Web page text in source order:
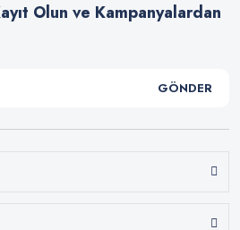
Olun ve Kampanyalardan
GÖNDER